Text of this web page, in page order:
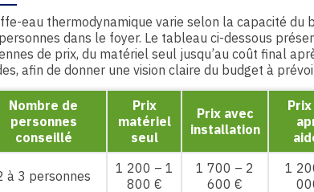
eau thermodynamique varie selon la capacité du
dans le foyer. Le tableau ci-dessous
de prix, du matériel seul jusqu’au coût final
afin de donner une vision claire du budget à
Nombre de
personnes
conseillé
Prix
matériel
seul
Prix avec
installation
à 3 personnes
1 200 – 1
800 €
1 700 – 2
600 €
1